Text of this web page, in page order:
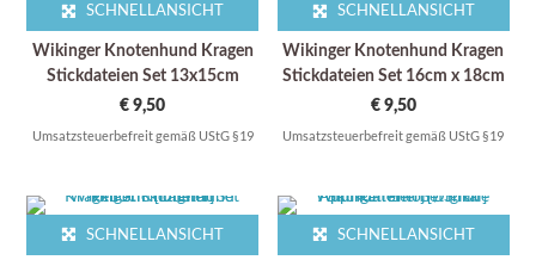
SCHNELLANSICHT
Wikinger Knotenhund Kragen
Stickdateien Set 13x15cm
€ 9,50
Umsatzsteuerbefreit gemäß UStG §19
SCHNELLANSICHT
Wikinger Knotenhund Kragen
Stickdateien Set 16cm x 18cm
€9,50
Umsatzsteuerbefreit gemäß UStG §19
SCHNELLANSICHT SCHNELLANSICHT